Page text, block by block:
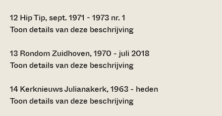
12 Hip Tip, sept. 1971 - 1973 nr. 1
Toon details van deze beschrijving
13 Rondom Zuidhoven, 1970 - juli 2018
Toon details van deze beschrijving
14 Kerknieuws Julianakerk, 1963 - heden
Toon details van deze beschrijving